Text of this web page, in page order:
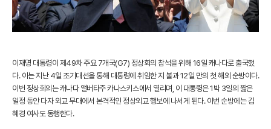
이재명 대통령이 제49차 주요 7개국(G7) 정상회의 참석을 위해 16일 캐나다로 출국했
다. 이는 지난 4일 조기대선을 통해 대통령에 취임한 지 불과 12일 만의 첫 해외 순방이다.
이번 정상회의는 캐나다 앨버타주 카나스키스에서 열리며, 이 대통령은 1박 3일의 짧은
일정 동안 다자 외교 무대에서 본격적인 정상외교 행보에 나서게 된다. 이번 순방에는 김
혜경 여사도 동행한다.